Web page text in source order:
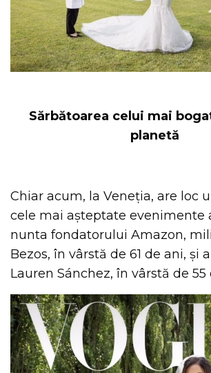
Sărbătoarea celui mai
planetă
Chiar acum, la Veneția, are loc
cele mai așteptate
nunta fondatorului Amazon,
Bezos, în vârstă de 61 de ani, și
Lauren Sánchez, în vârstă de 55